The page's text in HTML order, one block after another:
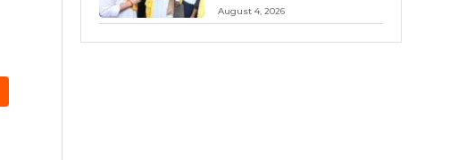
August 4, 2026